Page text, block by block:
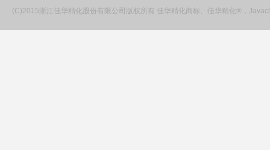
(C)2015浙江佳华精化股份有限公司版权所有 佳华精化商标、佳华精化®，